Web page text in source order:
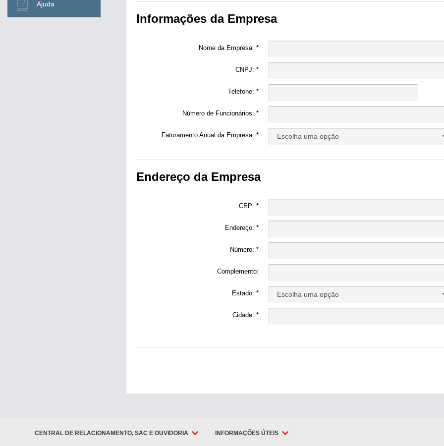
Ajuda
Informações da Empresa
Nome da Empresa: *
CNPJ: *
Telefone: *
Número de Funcionários: *
Faturamento Anual da Empresa: *
Endereço da Empresa
CEP: *
Endereço: *
Número: *
Complemento:
Estado: *
Cidade: *
CENTRAL DE RELACIONAMENTO, SAC E OUVIDORIA INFORMAÇÕES ÚTEIS